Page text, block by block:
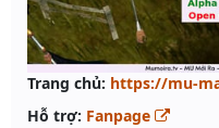
Trang chủ: https://mu-
Hỗ trợ: Fanpage